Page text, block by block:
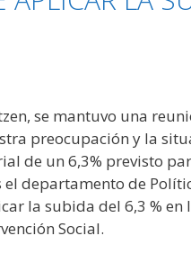
se mantuvo una
preocupación y la
de un 6,3% previsto
el departamento de
la subida del 6,3 % en
Social.